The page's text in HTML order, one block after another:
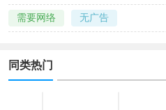
需要网络 无广告
同类热门